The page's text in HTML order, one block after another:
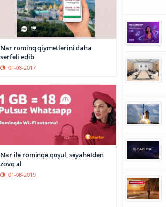
Nar rominq qiymətlərini daha
sərfəli edib
01-08-2017
Nar ilə rominqə qoşul, səyahətdən
zövq al
01-08-2019